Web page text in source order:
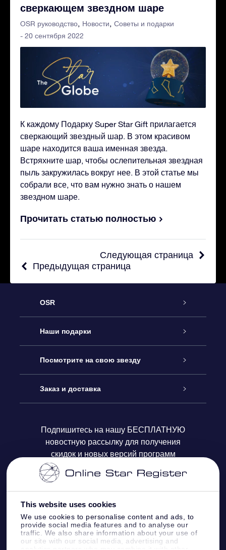
This website uses cookies
We use cookies to personalise content and ads, to
provide social media features and to analyse our
traffic. We also share information about your use of
our site with our social media, advertising and
сверкающем звездном шаре
OSR руководство Новости
Советы и подарки
- 20 сентября 2022
К каждому Подарку Super Star Gift прилагается
сверкающий звездный шар. В этом красивом
шаре находится ваша именная звезда.
Встряхните шар, чтобы ослепительная звездная
пыль закружилась вокруг нее. В этой статье мы
собрали все, что вам нужно знать о нашем
звездном шаре.
Прочитать статью полностью
Следующая страница
Предыдущая страница
OSR
Обслуживание
Как с нами связаться
Блог
Отзывы
Наши подарки
Онлайн подарок Online Star Gift
Подарочный набор OSR
Подарочная карта OSR
Корпоративные подарки
Посмотрите на свою звезду
Звездный реестр
Персонализированная страница Star Page
One Million Stars
OSR Starsaver
VR-приложение Fly me to the stars
Заказ и доставка
Платежная информация
Информация по доставке
Политика возврата
Созвездиях
Подпишитесь на нашу БЕСПЛАТНУЮ
новостную рассылку для получения
скидок и новых версий программ